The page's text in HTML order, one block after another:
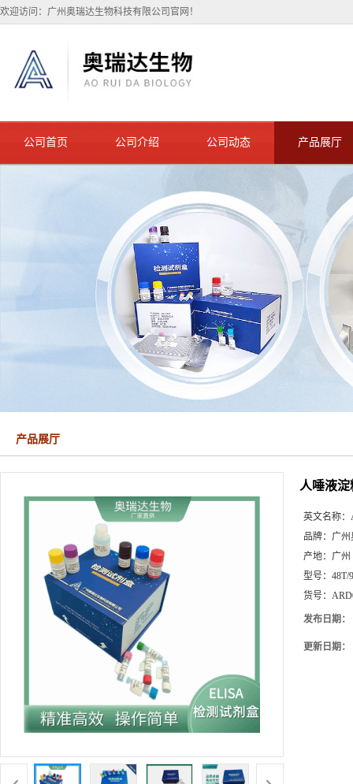
欢迎访问：广州奥瑞达生物科技有限公司官网！
公司首页 公司介绍 公司动态 产品展厅
产品展厅
人唾液
英文名称：
品牌： 广州
产地： 广州
型号： 48T/
货号：
发布日期：
更新日期：